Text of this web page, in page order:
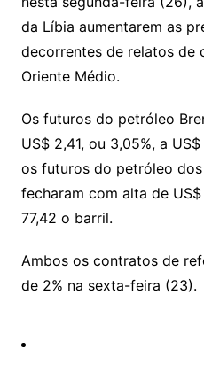
Li
n
k
A
p
p
a
m
s
a
g
o
k.
c
m
p
e
o
o
l
da Líbia aumentarem as
decorrentes de relatos de
Oriente Médio.
Os futuros do petróleo
US$ 2,41, ou 3,05%, a
os futuros do petróleo
fecharam com alta de
77,42 o barril.
Ambos os contratos de
de 2% na sexta-feira (23).